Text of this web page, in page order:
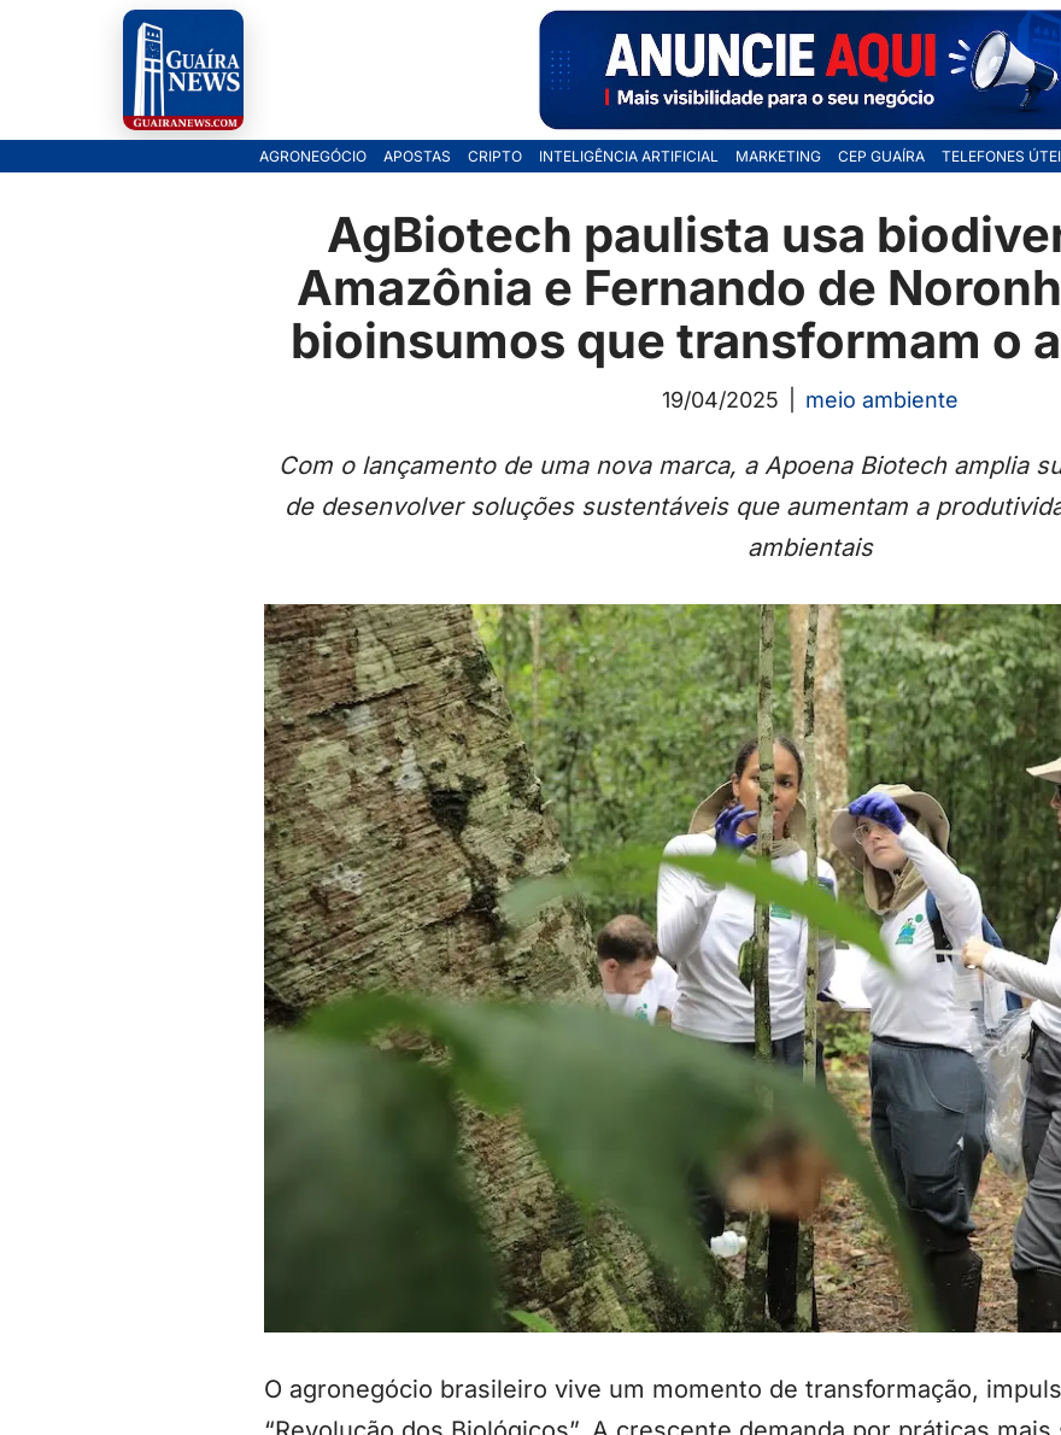
AGRONEGÓCIO APOSTAS CRIPTO INTELIGÊNCIA ARTIFICIAL MARKETING CEP GUAÍRA TELEFONES
AgBiotech paulista usa
Amazônia e Fernando de
bioinsumos que transformam o
19/04/2025 meio ambiente
Com o lançamento de uma nova marca, a Apoena Biotech amplia
de desenvolver soluções sustentáveis que aumentam a
ambientais
O agronegócio brasileiro vive um momento de transformação,